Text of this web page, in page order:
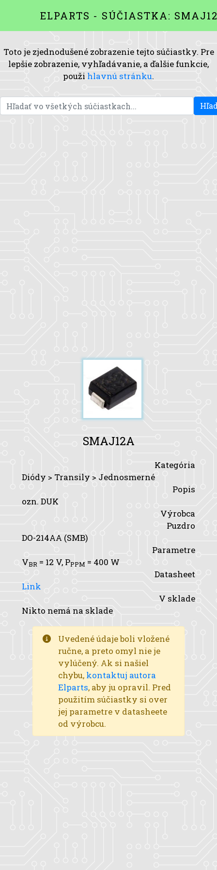
ELPARTS - SÚČIASTKA:
Toto je zjednodušené zobrazenie tejto súčiastky. Pre
lepšie zobrazenie, vyhľadávanie, a ďalšie funkcie,
použi hlavnú stránku.
SMAJ12A
Kategória
Diódy > Transily > Jednosmerné
Popis
ozn. DUK
Výrobca
Puzdro
DO-214AA (SMB)
Parametre
VBR = 12 V, PPPM = 400 W
Datasheet
Link
V sklade
Nikto nemá na sklade
Uvedené údaje boli vložené
ručne, a preto omyl nie je
vylúčený. Ak si našiel
chybu, kontaktuj autora
Elparts, aby ju opravil. Pred
použitím súčiastky si over
jej parametre v datasheete
od výrobcu.